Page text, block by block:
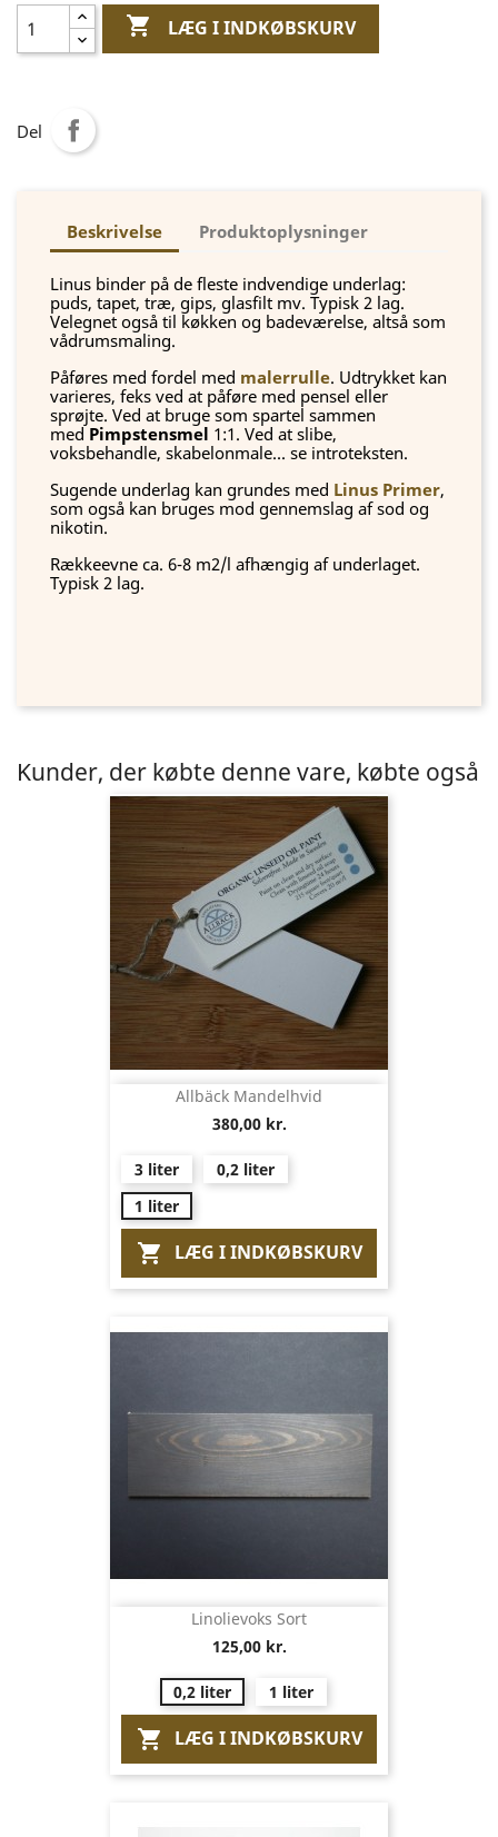
 LÆG I INDKØBSKURV
Del
Beskrivelse Produktoplysninger
Linus binder på de fleste indvendige underlag:
puds, tapet, træ, gips, glasfilt mv. Typisk 2 lag.
Velegnet også til køkken og badeværelse, altså som
vådrumsmaling.
Påføres med fordel med malerrulle. Udtrykket kan
varieres, feks ved at påføre med pensel eller
sprøjte. Ved at bruge som spartel sammen
med Pimpstensmel 1:1. Ved at slibe,
voksbehandle, skabelonmale... se introteksten.
Sugende underlag kan grundes med Linus Primer,
som også kan bruges mod gennemslag af sod og
nikotin.
Rækkeevne ca. 6-8 m2/l afhængig af underlaget.
Typisk 2 lag.
Kunder, der købte denne vare, købte også
Allbäck Mandelhvid
380,00 kr.
3 liter
0,2 liter
1 liter
 LÆG I INDKØBSKURV
Linolievoks Sort
125,00 kr.
0,2 liter 1 liter
 LÆG I INDKØBSKURV